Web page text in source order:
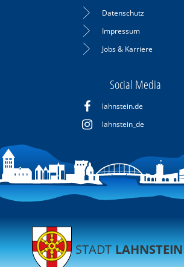
Datenschutz
Impressum
Jobs & Karriere
Social Media
lahnstein.de
lahnstein_de
STADTLAHNSTEIN